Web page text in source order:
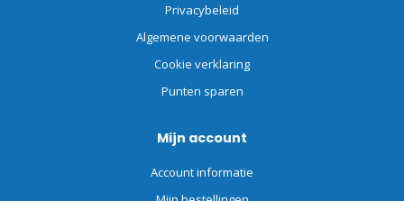
Privacybeleid
Algemene voorwaarden
Cookie verklaring
Punten sparen
Mijn account
Account informatie